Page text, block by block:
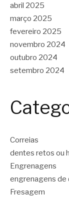
abril 2025
março 2025
fevereiro 2025
novembro 2024
outubro 2024
setembro 2024
Correias
dentes retos ou
Engrenagens
engrenagens
Fresagem